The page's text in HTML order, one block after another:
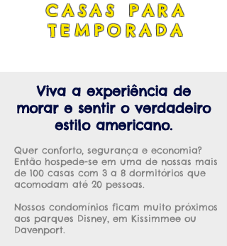
CASAS PARA
TEMPORADA
Viva a experiência de
morar e sentir o verdadeiro
estilo americano.
Quer conforto, segurança e economia?
Então hospede-se em uma de nossas mais
de 100 casas com 3 a 8 dormitórios que
acomodam até 20 pessoas.
Nossos condomínios ficam muito próximos
aos parques Disney, em Kissimmee ou
Davenport.